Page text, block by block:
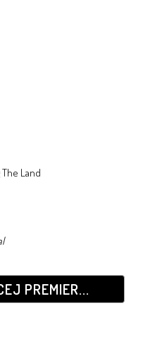
Land
PREMIER...